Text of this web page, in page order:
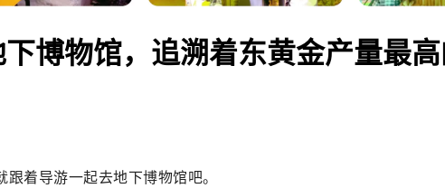
博物馆，追溯着东黄金产量最
跟着导游一起去地下博物馆吧。